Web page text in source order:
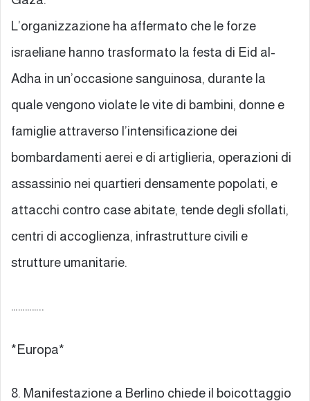
L’organizzazione ha affermato che le forze
israeliane hanno trasformato la festa di Eid al-
Adha in un’occasione sanguinosa, durante la
quale vengono violate le vite di bambini, donne e
famiglie attraverso l’intensificazione dei
bombardamenti aerei e di artiglieria, operazioni di
assassinio nei quartieri densamente popolati, e
attacchi contro case abitate, tende degli sfollati,
centri di accoglienza, infrastrutture civili e
strutture umanitarie.
…………..
*Europa*
8. Manifestazione a Berlino chiede il boicottaggio